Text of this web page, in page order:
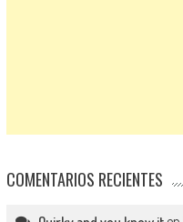
COMENTARIOS RECIENTES